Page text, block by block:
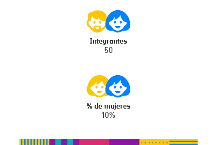
Integrantes
50
% de mujeres
10%